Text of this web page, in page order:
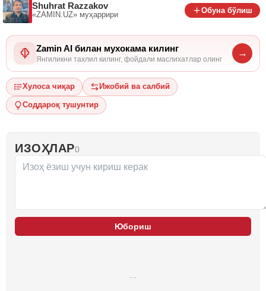
Shuhrat Razzakov
«ZAMIN.UZ» муҳаррири
Обуна бўлиш
Zamin AI билан мухокама килинг
Янгиликни тахлил килинг, фойдали маслихатлар олинг
→
Хулоса чиқар Ижобий ва салбий
Соддароқ тушунтир
ИЗОҲЛАР0
Юбориш
…